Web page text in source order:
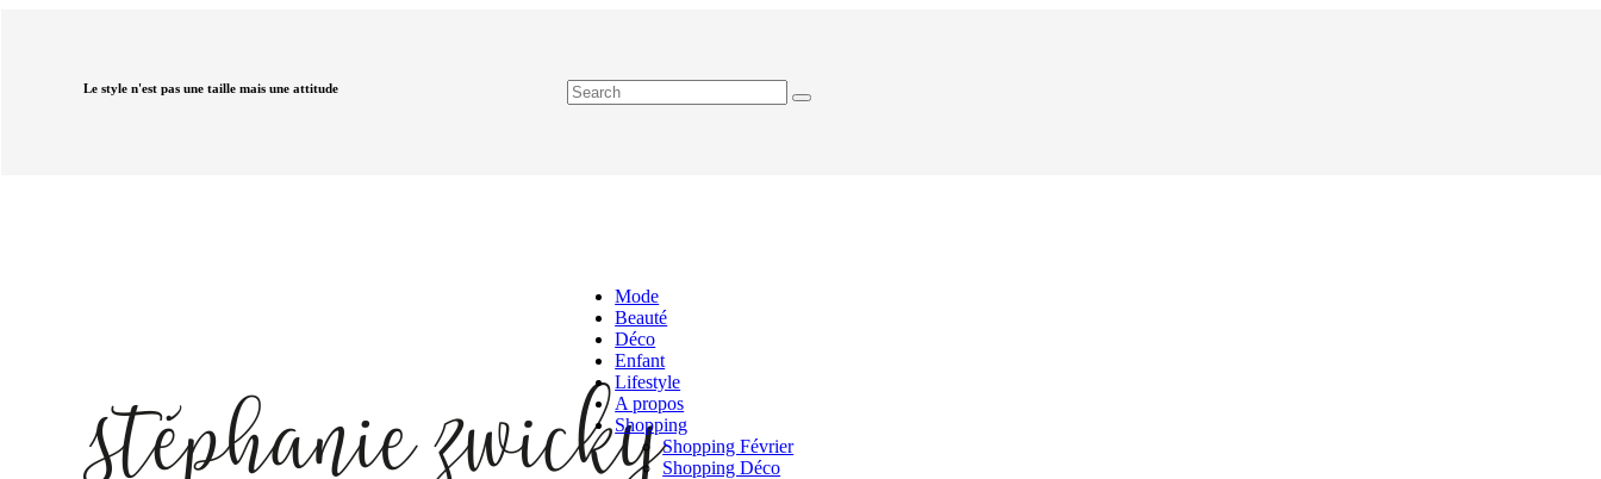
Le style n'est pas une taille mais une attitude
Mode
Beauté
Déco
Enfant
Lifestyle
A propos
Shopping
Shopping Février
Shopping Déco